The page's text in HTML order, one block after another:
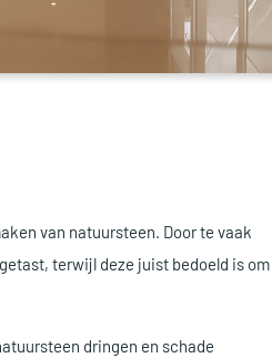
van natuursteen. Door te vaak
terwijl deze juist bedoeld is om
dringen en schade